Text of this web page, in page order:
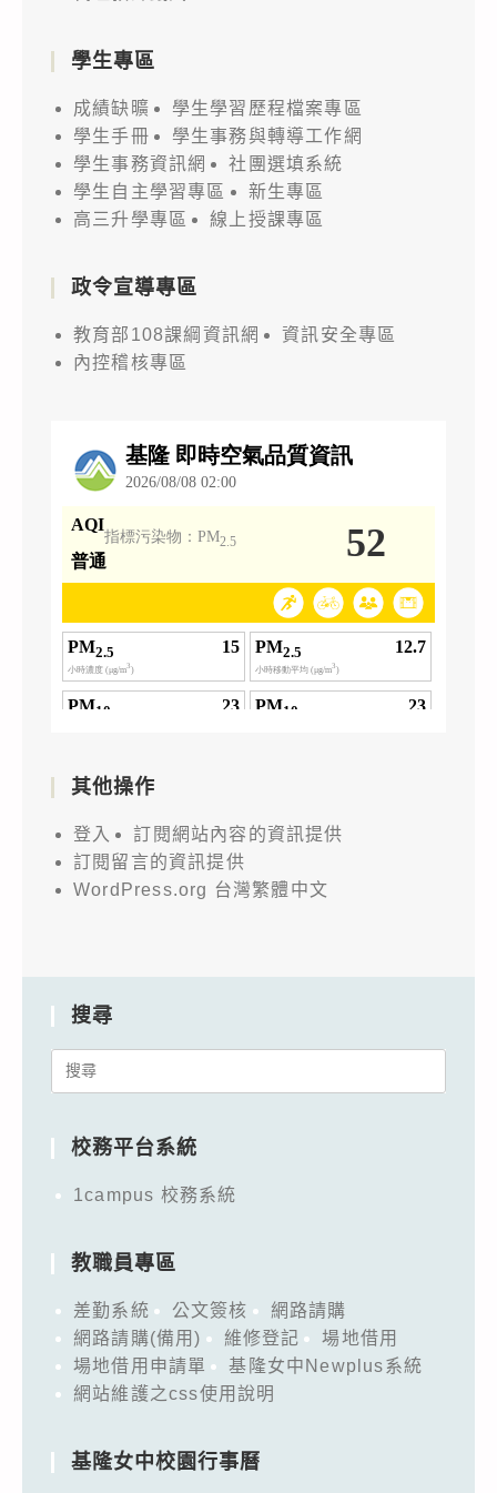
學生專區
成績缺曠
學生學習歷程檔案專區
學生手冊
學生事務與轉導工作網
學生事務資訊網
社團選填系統
學生自主學習專區
新生專區
高三升學專區
線上授課專區
政令宣導專區
教育部108課綱資訊網
資訊安全專區
內控稽核專區
其他操作
登入
訂閱網站內容的資訊提供
訂閱留言的資訊提供
WordPress.org 台灣繁體中文
搜尋
Search
校務平台系統
1campus 校務系統
教職員專區
差勤系統 公文簽核
網路請購
網路請購(備用)
維修登記
場地借用
場地借用申請單
基隆女中Newplus系統
網站維護之css使用說明
基隆女中校園行事曆